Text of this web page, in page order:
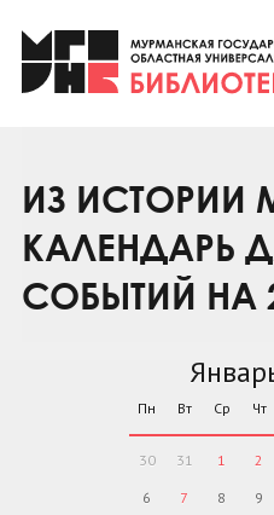
Клуб «Гиря и
Клуб «Семейный
Коллегам
Контакты
ИЗ ИСТОРИИ
КАЛЕНДАРЬ
СОБЫТИЙ НА
Пн Вт Ср Чт
30 31 1 2
6 7 8 9